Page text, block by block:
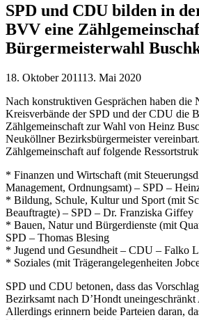
SPD und CDU bilden in
BVV eine
Bürgermeisterwahl
18. Oktober 201113. Mai 2020
Nach konstruktiven Gesprächen haben die
Kreisverbände der SPD und der CDU die
Zählgemeinschaft zur Wahl von Heinz
Neuköllner Bezirksbürgermeister
Zählgemeinschaft auf folgende
* Finanzen und Wirtschaft (mit
Management, Ordnungsamt) – SPD –
* Bildung, Schule, Kultur und Sport (mit
Beauftragte) – SPD – Dr. Franziska Giffey
* Bauen, Natur und Bürgerdienste (mit
SPD – Thomas Blesing
* Jugend und Gesundheit – CDU – Falko
* Soziales (mit Trägerangelegenheiten
SPD und CDU betonen, dass das
Bezirksamt nach D’Hondt
Allerdings erinnern beide Parteien daran,